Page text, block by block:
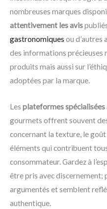
nombreuses marques
attentivement les avis
gastronomiques ou d’autres
des informations précieuses
produits mais aussi sur
adoptées par la marque.
Les plateformes spécialisées
gourmets offrent souvent
concernant la texture, le
éléments qui contribuent
consommateur. Gardez à
être pris avec discernement;
argumentés et semblent
authentique.